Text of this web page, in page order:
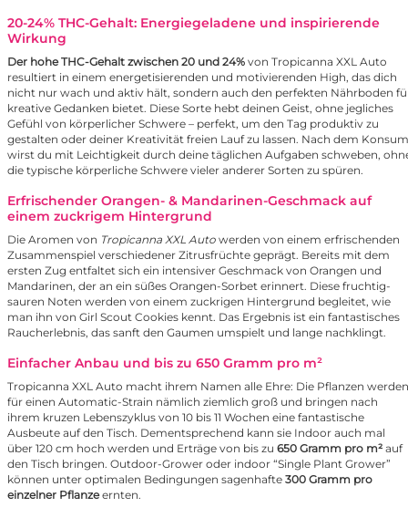
20-24% THC-Gehalt: Energiegeladene und inspirierende
Wirkung
Der hohe THC-Gehalt zwischen 20 und 24% von Tropicanna XXL Auto
resultiert in einem energetisierenden und motivierenden High, das dich
nicht nur wach und aktiv hält, sondern auch den perfekten Nährboden
kreative Gedanken bietet. Diese Sorte hebt deinen Geist, ohne jegliches
Gefühl von körperlicher Schwere – perfekt, um den Tag produktiv zu
gestalten oder deiner Kreativität freien Lauf zu lassen. Nach dem Konsum
wirst du mit Leichtigkeit durch deine täglichen Aufgaben schweben,
die typische körperliche Schwere vieler anderer Sorten zu spüren.
Erfrischender Orangen- & Mandarinen-Geschmack auf
einem zuckrigem Hintergrund
Die Aromen von Tropicanna XXL Auto werden von einem erfrischenden
Zusammenspiel verschiedener Zitrusfrüchte geprägt. Bereits mit dem
ersten Zug entfaltet sich ein intensiver Geschmack von Orangen und
Mandarinen, der an ein süßes Orangen-Sorbet erinnert. Diese fruchtig-
sauren Noten werden von einem zuckrigen Hintergrund begleitet, wie
man ihn von Girl Scout Cookies kennt. Das Ergebnis ist ein fantastisches
Raucherlebnis, das sanft den Gaumen umspielt und lange nachklingt.
Einfacher Anbau und bis zu 650 Gramm pro m²
Tropicanna XXL Auto macht ihrem Namen alle Ehre: Die Pflanzen werden
für einen Automatic-Strain nämlich ziemlich groß und bringen nach
ihrem kruzen Lebenszyklus von 10 bis 11 Wochen eine fantastische
Ausbeute auf den Tisch. Dementsprechend kann sie Indoor auch mal
über 120 cm hoch werden und Erträge von bis zu 650 Gramm pro m² auf
den Tisch bringen. Outdoor-Grower oder indoor “Single Plant Grower”
können unter optimalen Bedingungen sagenhafte 300 Gramm pro
einzelner Pflanzeernten.